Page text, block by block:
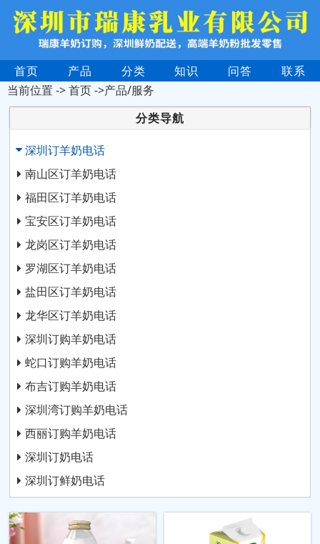
首页 产品 分类 知识 问答
联系
当前位置 ->首页->产品/服务
分类导航
深圳订羊奶电话
南山区订羊奶电话
福田区订羊奶电话
宝安区订羊奶电话
龙岗区订羊奶电话
罗湖区订羊奶电话
盐田区订羊奶电话
龙华区订羊奶电话
深圳订购羊奶电话
蛇口订购羊奶电话
布吉订购羊奶电话
深圳湾订购羊奶电话
西丽订购羊奶电话
深圳订奶电话
深圳订鲜奶电话